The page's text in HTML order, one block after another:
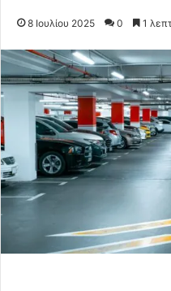
8 Ιουλίου 2025 0 1